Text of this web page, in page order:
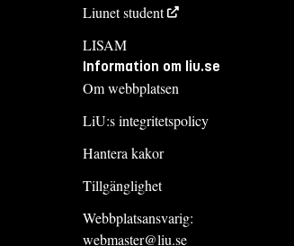
Liunet student
LISAM
Information om liu.se
Om webbplatsen
LiU:s integritetspolicy
Hantera kakor
Tillgänglighet
Webbplatsansvarig:
webmaster@liu.se